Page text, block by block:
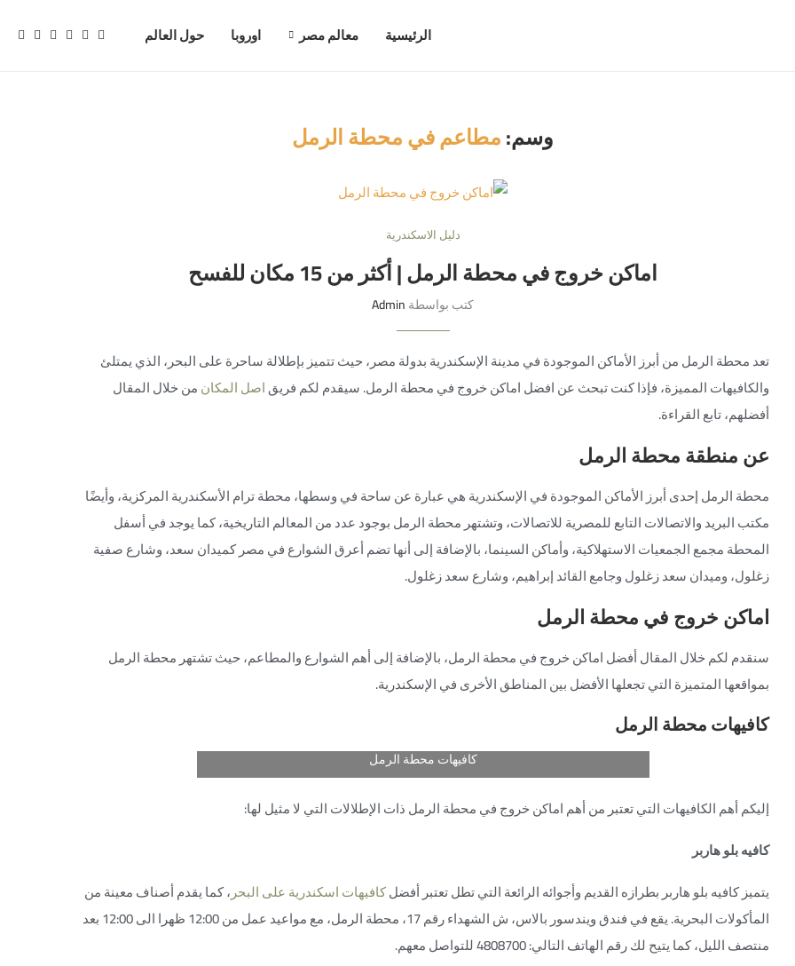
الرئيسية معالم مصر اوروبا حول العالم
وسم:مطاعم في محطة الرمل
دليل الاسكندرية
اماكن خروج في محطة الرمل | أكثر من 15 مكان للفسح
كتب بواسطةAdmin
تعد محطة الرمل من أبرز الأماكن الموجودة في مدينة الإسكندرية بدولة مصر، حيث تتميز بإطلالة ساحرة على البحر، الذي يمتلئ
والكافيهات المميزة، فإذا كنت تبحث عن افضل اماكن خروج في محطة الرمل. سيقدم لكم فريقاصل المكانمن خلال المقال
أفضلهم، تابع القراءة.
عن منطقة محطة الرمل
محطة الرمل إحدى أبرز الأماكن الموجودة في الإسكندرية هي عبارة عن ساحة في وسطها، محطة ترام الأسكندرية المركزية، وأيضًا
مكتب البريد والاتصالات التابع للمصرية للاتصالات، وتشتهر محطة الرمل بوجود عدد من المعالم التاريخية، كما يوجد في أسفل
المحطة مجمع الجمعيات الاستهلاكية، وأماكن السينما، بالإضافة إلى أنها تضم أعرق الشوارع في مصر كميدان سعد، وشارع صفية
زغلول، وميدان سعد زغلول وجامع القائد إبراهيم، وشارع سعد زغلول.
اماكن خروج في محطة الرمل
سنقدم لكم خلال المقال أفضل اماكن خروج في محطة الرمل، بالإضافة إلى أهم الشوارع والمطاعم، حيث تشتهر محطة الرمل
بمواقعها المتميزة التي تجعلها الأفضل بين المناطق الأخرى في الإسكندرية.
كافيهات محطة الرمل
كافيهات محطة الرمل
إليكم أهم الكافيهات التي تعتبر من أهم اماكن خروج في محطة الرمل ذات الإطلالات التي لا مثيل لها:
كافيه بلو هاربر
يتميز كافيه بلو هاربر بطرازه القديم وأجوائه الرائعة التي تطل تعتبر أفضلكافيهات اسكندرية على البحر، كما يقدم أصناف معينة من
المأكولات البحرية. يقع في فندق ويندسور بالاس، ش الشهداء رقم 17، محطة الرمل، مع مواعيد عمل من 12:00 ظهرا الى 12:00 بعد
منتصف الليل، كما يتيح لك رقم الهاتف التالي: 4808700 للتواصل معهم.